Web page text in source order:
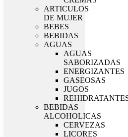
ARTICULOS
DE MUJER
BEBES
BEBIDAS
AGUAS
AGUAS
SABORIZADAS
ENERGIZANTES
GASEOSAS
JUGOS
BEBIDAS
ALCOHOLICAS
CERVEZAS
LICORES